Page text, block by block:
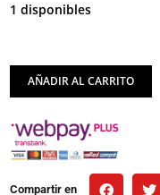
1 disponibles
AÑADIR AL CARRITO
Compartir en